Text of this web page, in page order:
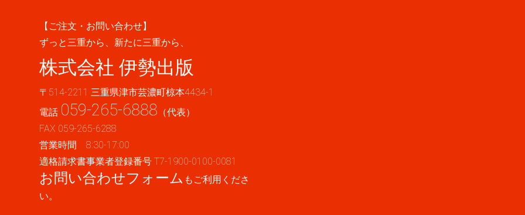
【ご注文・お問い合わせ】
ずっと三重から、新たに三重から、
株式会社 伊勢出版
〒514-2211 三重県津市芸濃町椋本4434-1
電話 059-265-6888 （代表）
FAX 059-265-6288
営業時間 8:30-17:00
適格請求書事業者登録番号 T7-1900-0100-0081
お問い合わせフォーム もご利用くださ
い。